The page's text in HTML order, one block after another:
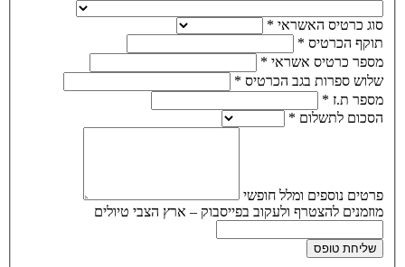
סוג כרטיס האשראי *
תוקף הכרטיס *
מספר כרטיס אשראי *
שלוש ספרות בגב הכרטיס *
מספר ת.ז *
הסכום לתשלום *
פרטים נוספים ומלל חופשי
מוזמנים להצטרף ולעקוב בפייסבוק – ארץ הצבי טיולים